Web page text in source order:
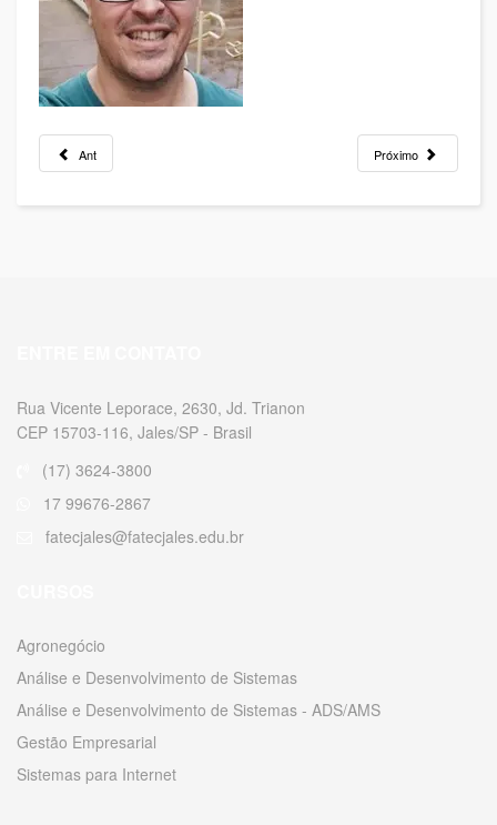
Ant Próximo
Rua Vicente Leporace, 2630, Jd. Trianon
CEP 15703-116, Jales/SP - Brasil
(17) 3624-3800
17 99676-2867
fatecjales@fatecjales.edu.br
Agronegócio
Análise e Desenvolvimento de Sistemas
Análise e Desenvolvimento de Sistemas - ADS/AMS
Gestão Empresarial
Sistemas para Internet